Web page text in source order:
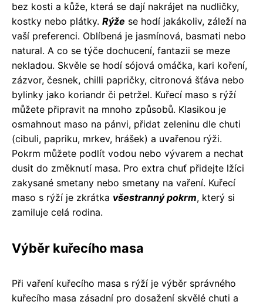
bez kosti a kůže, která se dají nakrájet na nudličky,
kostky nebo plátky. Rýže se hodí jakákoliv, záleží na
vaší preferenci. Oblíbená je jasmínová, basmati nebo
natural. A co se týče dochucení, fantazii se meze
nekladou. Skvěle se hodí sójová omáčka, kari koření,
zázvor, česnek, chilli papričky, citronová šťáva nebo
bylinky jako koriandr či petržel. Kuřecí maso s rýží
můžete připravit na mnoho způsobů. Klasikou je
osmahnout maso na pánvi, přidat zeleninu dle chuti
(cibuli, papriku, mrkev, hrášek) a uvařenou rýži.
Pokrm můžete podlít vodou nebo vývarem a nechat
dusit do změknutí masa. Pro extra chuť přidejte lžíci
zakysané smetany nebo smetany na vaření. Kuřecí
maso s rýží je zkrátka všestranný pokrm, který si
zamiluje celá rodina.
Výběr kuřecího masa
Při vaření kuřecího masa s rýží je výběr správného
kuřecího masa zásadní pro dosažení skvělé chuti a